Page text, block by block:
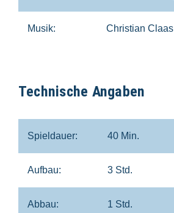
Musik: Christian Claas
Technische Angaben
Spieldauer: 40 Min.
Aufbau: 3 Std.
Abbau: 1 Std.